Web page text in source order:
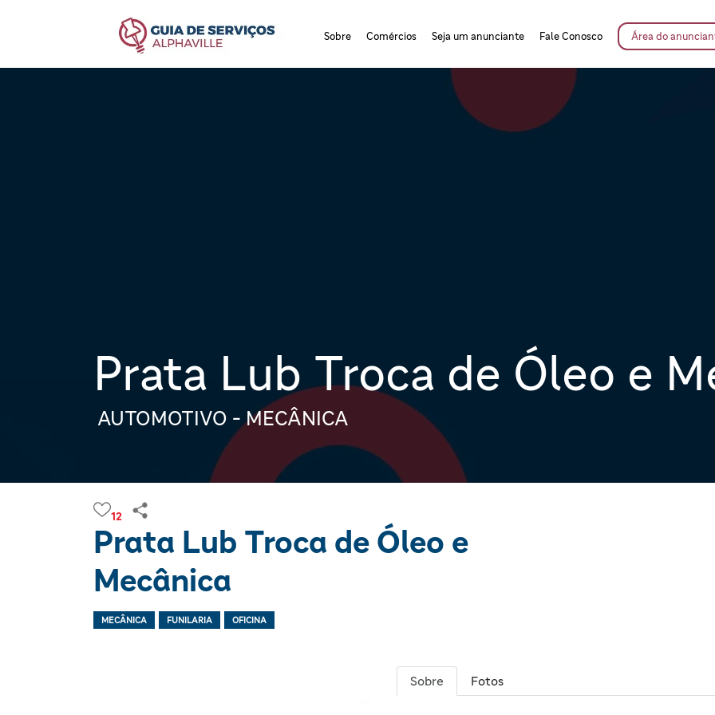
Sobre Comércios Seja um anunciante Fale Conosco Área do
Prata Lub Troca de Óleo e
AUTOMOTIVO - MECÂNICA
12
Prata Lub Troca de Óleo e
Mecânica
MECÂNICA FUNILARIA OFICINA
Sobre Fotos